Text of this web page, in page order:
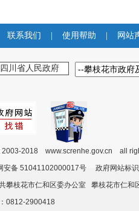
联系我们 使用帮助 网站
四川省人民政府
2003-2018 www.screnhe.gov.cn all
安备 51041102000017号 政府网站
攀枝花市仁和区委办公室 攀枝花市仁
0812-2900418